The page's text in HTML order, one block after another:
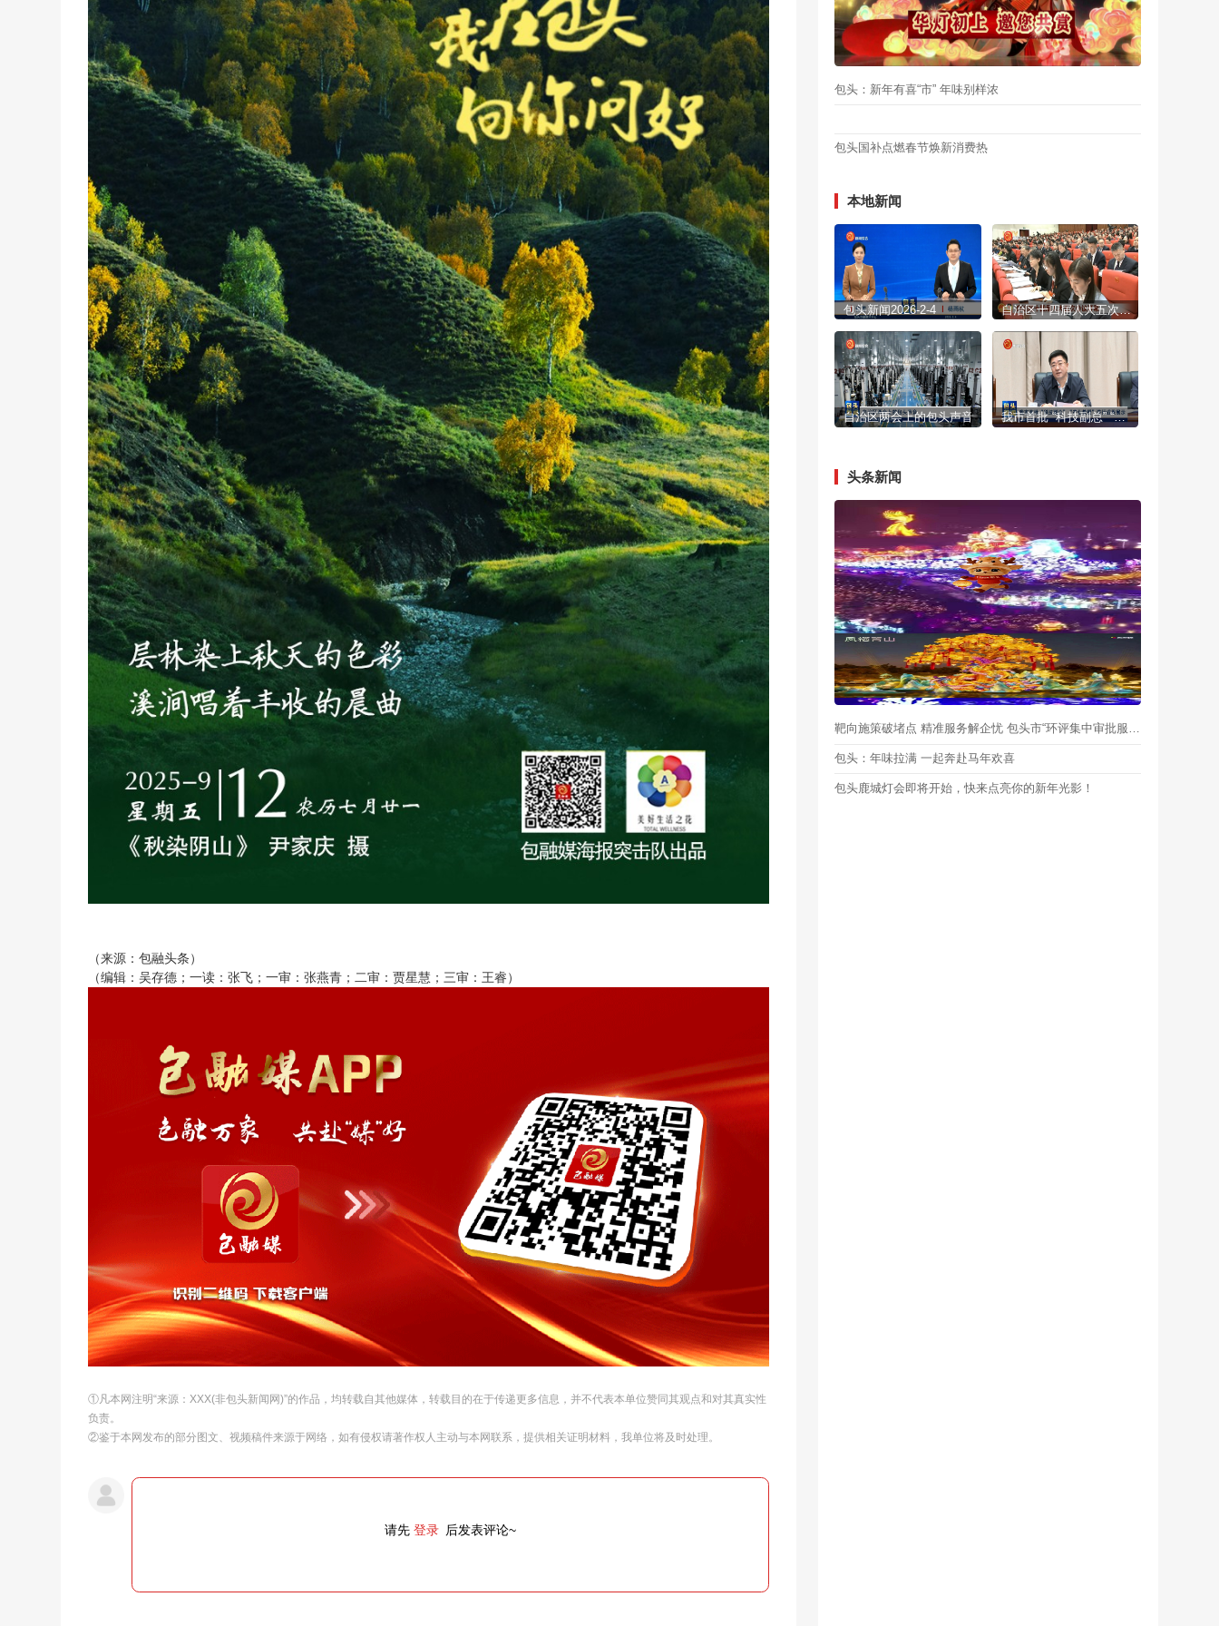
（来源：包融头条）
（编辑：吴存德；一读：张飞；一审：张燕青；二审：贾星慧；三审：王睿）
①凡本网注明“来源：XXX(非包头新闻网)”的作品，均转载自其他媒体，转载目的在于传递更多信息，并不代表本单位赞同其观点和对其真实性
负责。
②鉴于本网发布的部分图文、视频稿件来源于网络，如有侵权请著作权人主动与本网联系，提供相关证明材料，我单位将及时处理。
请先 登录 后发表评论~
包头：新年有喜“市” 年味别样浓
包头国补点燃春节焕新消费热
本地新闻
包头新闻2026-2-4 自治区十四届人大五次会议开幕
自治区两会上的包头声音 我市首批 “科技副总” “产业教授”进行成果展示
头条新闻
靶向施策破堵点 精准服务解企忧 包头市“环评集中审批服务月”启动
包头：年味拉满 一起奔赴马年欢喜
包头鹿城灯会即将开始，快来点亮你的新年光影！